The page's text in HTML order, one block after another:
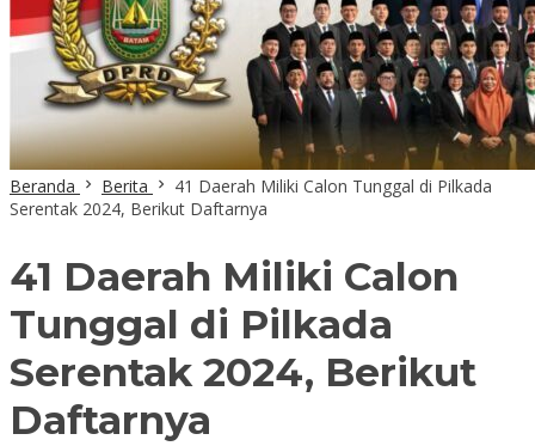
Beranda Berita
41 Daerah Miliki Calon Tunggal di Pilkada
Serentak 2024, Berikut Daftarnya
41 Daerah Miliki Calon
Tunggal di Pilkada
Serentak 2024, Berikut
Daftarnya